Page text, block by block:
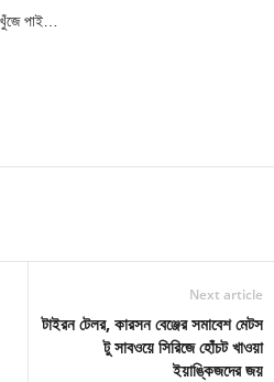
পাই…
Next article
টাইরন টেলর, কারসন বেঞ্জের সমাবেশ মেটস
টু সাবওয়ে সিরিজে হোঁচট খাওয়া
ইয়াঙ্কিজদের জয়